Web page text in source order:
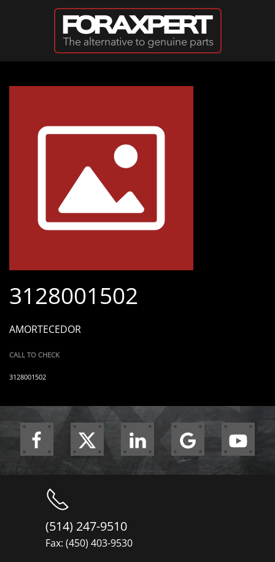
Ir al contenido principal
3128001502
AMORTECEDOR
CALL TO CHECK
3128001502
(514) 247-9510
Fax: (450) 403-9530